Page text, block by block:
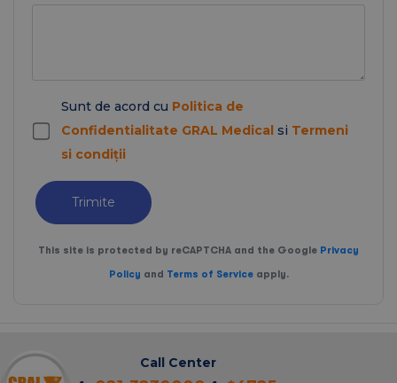
Sunt de acord cu Politica de
Confidentialitate GRAL Medical si Termeni
si condiții
Trimite
This site is protected by reCAPTCHA and the Google Privacy
Policy and Terms of Serviceapply.
Call Center